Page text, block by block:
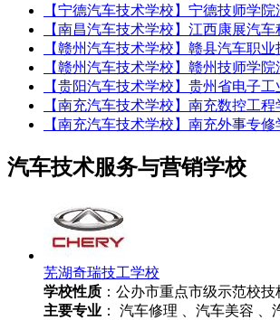
【宁德汽车技术学校】宁德技师学
【南昌汽车技术学校】江西康展汽
【赣州汽车技术学校】赣县汽车职
【赣州汽车技术学校】赣州技师学
【贵阳汽车技术学校】贵州省电子
【南充汽车技术学校】南充数控工
【南充汽车技术学校】南充外事专
汽车技术服务与营销学校
芜湖奇瑞技工学校
学校性质 ：公办市重点市级示范校技
主要专业 ： 汽车修理 、汽车美容